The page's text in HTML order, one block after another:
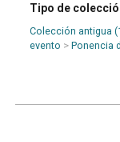
Tipo de
Colección antigua
evento >Ponencia